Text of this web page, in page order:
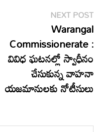
NEXT POST
Warangal
Commissionerate :
వివిధ ఘటనల్లో స్వాధీనం
చేసుకున్న వాహనా
యజమానులకు నోటీసులు